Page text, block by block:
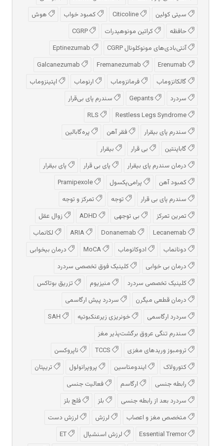
سیتی کولین
کمبود خواب
هوش
حافظه
کراتین مونوهیدرات
آنتی‌بادی‌های مونوکلونال CGRP
گالکانزوماب
فرمانزوماب ارنوماب
اپتینزوماب
سردرد
سندرم پای بی‌قرار
سندرم پای بیقرار
فقر آهن
پره‌گابالین
گاباپنتین
بی قرار
بیقرار
درمان سندرم پای بیقرار
پای بی قرار
پای بیقرار
کمبود آهن
پرامی‌پکسول
سندرم پای بی قرار
توجه
تمرکز و توجه
تمرین تمرکز
بی توجهی
زوال عقل
لکانماب
دونانماب
ادوكانوماب
درمان بیخوابی
درمان بی خوابی
کلینیک فوق تخصصی سردرد
کلینیک تخصصی سردرد
منیزیوم
تزریق بوتاکس
درمان قطعی میگرن
سردرد پیش‌ ارگاسمی
سردرد ارگاسمی
خونریزی زیرعنکبوتیه
سندرم تنگی عروق برگشت‌پذیر مغز
ترومبوز وریدهای مغزی
ناپروکسن
کتورولاک
ایندومتاسین پروپرانولول
تریپتان
رابطه جنسی
ارگاسم
فعالیت جنسی
سردرد بعد از رابطه جنسی
بلز
فلج بلز
متخصص مغز و اعصاب
لرزش
لرزش دست
لرزش اسنشیال